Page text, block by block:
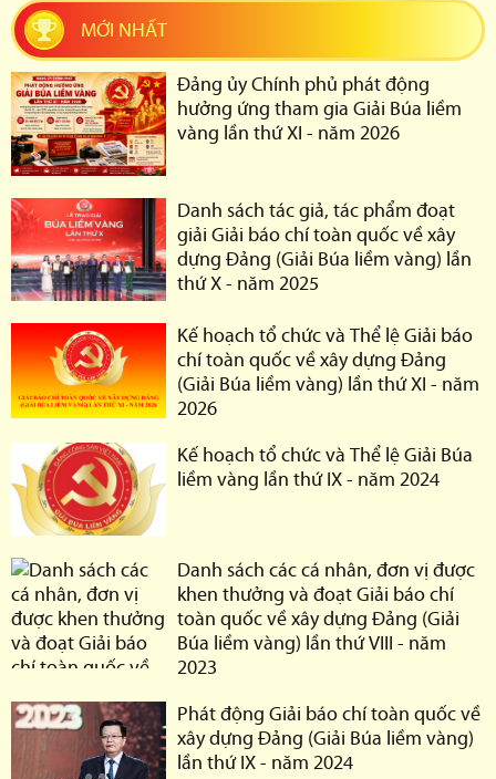
MỚI NHẤT
Đảng ủy Chính phủ phát động
hưởng ứng tham gia Giải Búa liềm
vàng lần thứ XI - năm 2026
Danh sách tác giả, tác phẩm đoạt
giải Giải báo chí toàn quốc về xây
dựng Đảng (Giải Búa liềm vàng) lần
thứ X - năm 2025
Kế hoạch tổ chức và Thể lệ Giải báo
chí toàn quốc về xây dựng Đảng
(Giải Búa liềm vàng) lần thứ XI - năm
2026
Kế hoạch tổ chức và Thể lệ Giải Búa
liềm vàng lần thứ IX - năm 2024
Danh sách các cá nhân, đơn vị được
khen thưởng và đoạt Giải báo chí
toàn quốc về xây dựng Đảng (Giải
Búa liềm vàng) lần thứ VIII - năm
2023
Phát động Giải báo chí toàn quốc về
xây dựng Đảng (Giải Búa liềm vàng)
lần thứ IX - năm 2024